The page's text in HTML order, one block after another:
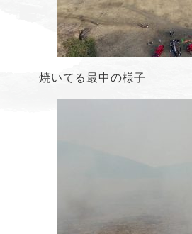
焼いてる最中の様子